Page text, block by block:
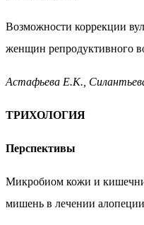
Возможности коррекции
женщин репродуктивного
Астафьева Е.К.,
ТРИХОЛОГИЯ
Перспективы
Микробиом кожи и
мишень в лечении алопеции